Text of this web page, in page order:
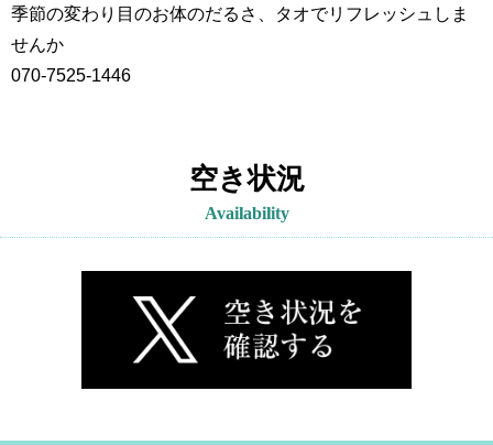
季節の変わり目のお体のだるさ、タオでリフレッシュしま
せんか
070-7525-1446
空き状況
Availability